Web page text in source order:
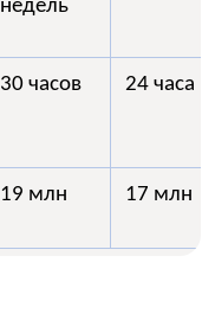
недель
30 часoв 24 часa
19 млн 17 млн